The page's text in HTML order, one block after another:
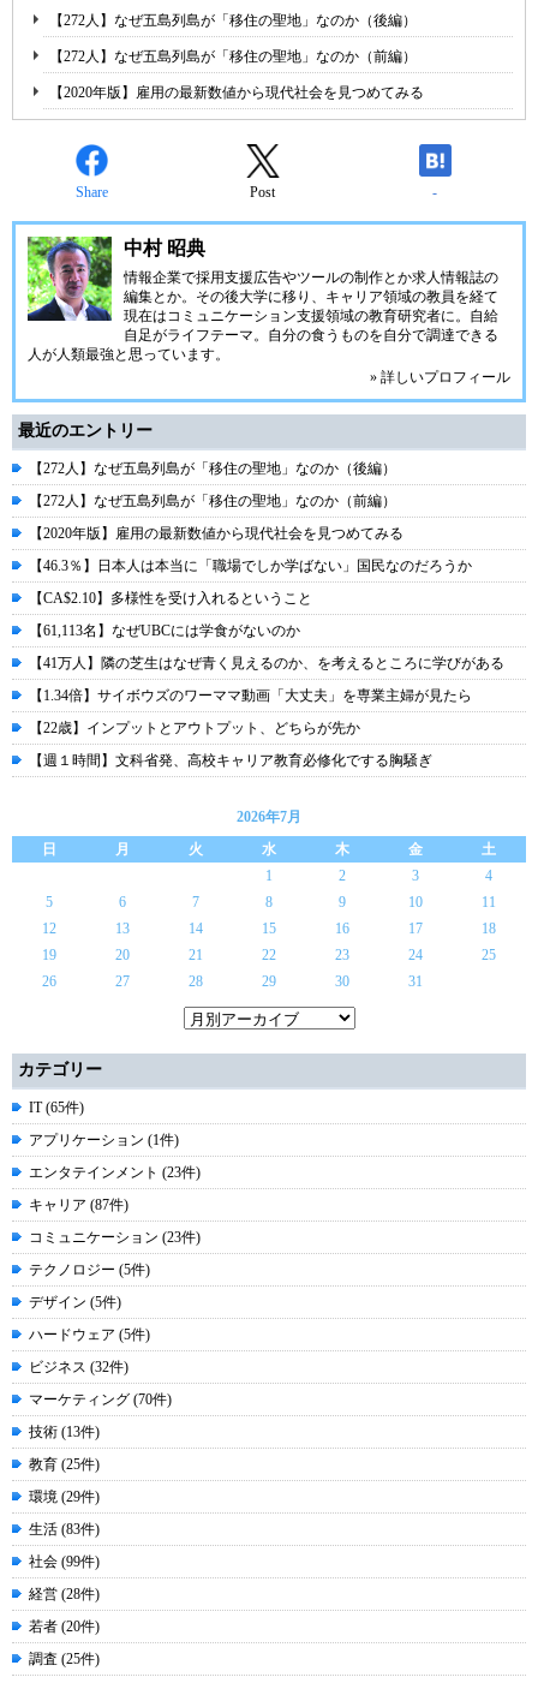
【272人】なぜ五島列島が「移住の聖地」なのか（後編）
【272人】なぜ五島列島が「移住の聖地」なのか（前編）
【2020年版】雇用の最新数値から現代社会を見つめてみる
Share Post -
中村 昭典
情報企業で採用支援広告やツールの制作とか求人情報誌の
編集とか。その後大学に移り、キャリア領域の教員を経て
現在はコミュニケーション支援領域の教育研究者に。自給
自足がライフテーマ。自分の食うものを自分で調達できる
人が人類最強と思っています。
» 詳しいプロフィール
最近のエントリー
【272人】なぜ五島列島が「移住の聖地」なのか（後編）
【272人】なぜ五島列島が「移住の聖地」なのか（前編）
【2020年版】雇用の最新数値から現代社会を見つめてみる
【46.3％】日本人は本当に「職場でしか学ばない」国民なのだろうか
【CA$2.10】多様性を受け入れるということ
【61,113名】なぜUBCには学食がないのか
【41万人】隣の芝生はなぜ青く見えるのか、を考えるところに学びがある
【1.34倍】サイボウズのワーママ動画「大丈夫」を専業主婦が見たら
【22歳】インプットとアウトプット、どちらが先か
【週１時間】文科省発、高校キャリア教育必修化でする胸騒ぎ
2026年7月
日
月 火 水 木 金
土
1
2 3
4
5
6 7 8 9 10
11
12
13 14 15 16 17
18
19
20 21 22 23 24
25
26
27 28 29 30 31
カテゴリー
IT (65件)
アプリケーション (1件)
エンタテインメント (23件)
キャリア (87件)
コミュニケーション (23件)
テクノロジー (5件)
デザイン (5件)
ハードウェア (5件)
ビジネス (32件)
マーケティング (70件)
技術 (13件)
教育 (25件)
環境 (29件)
生活 (83件)
社会 (99件)
経営 (28件)
若者 (20件)
調査 (25件)